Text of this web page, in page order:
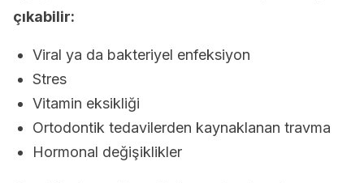
çıkabilir:
Viral ya da bakteriyel enfeksiyon
Stres
Vitamin eksikliği
Ortodontik tedavilerden kaynaklanan travma
Hormonal değişiklikler